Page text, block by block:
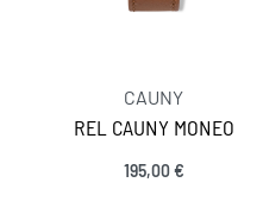
CAUNY
REL CAUNY MONEO
195,00€